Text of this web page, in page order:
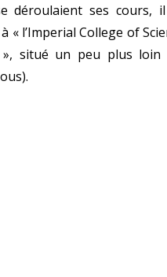
déroulaient ses cours,
« l’Imperial College of
», situé un peu plus loin